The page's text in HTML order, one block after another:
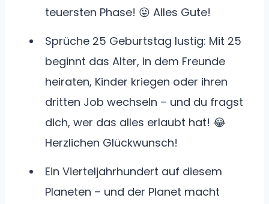
teuersten Phase! 😜 Alles Gute!
Sprüche 25 Geburtstag lustig: Mit 25
beginnt das Alter, in dem Freunde
heiraten, Kinder kriegen oder ihren
dritten Job wechseln – und du fragst
dich, wer das alles erlaubt hat! 😂
Herzlichen Glückwunsch!
Ein Vierteljahrhundert auf diesem
Planeten – und der Planet macht